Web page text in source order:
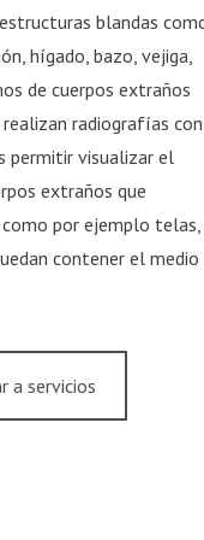
blandas
hígado, bazo, vejiga,
de cuerpos extraños
radiografías con
permitir visualizar el
extraños que
por ejemplo telas,
contener el medio
a servicios